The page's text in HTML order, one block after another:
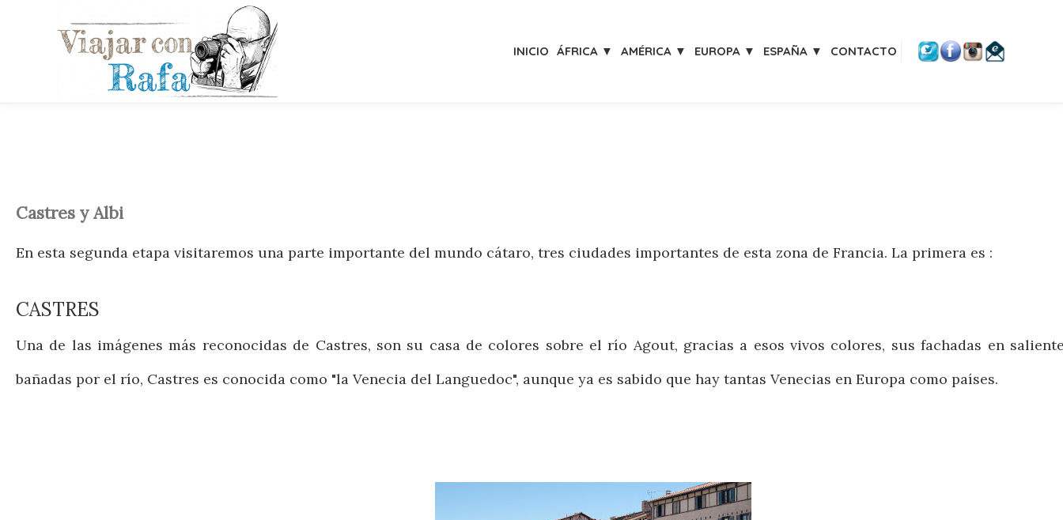
INICIO ÁFRICA ▼ AMÉRICA ▼ EUROPA ▼ ESPAÑA ▼ CONTACTO
Castres y Albi
En esta segunda etapa visitaremos una parte importante del mundo cátaro, tres ciudades importantes de esta zona de Francia. La primera es :
CASTRES
Una de las imágenes más reconocidas de Castres, son su casa de colores sobre el río Agout, gracias a esos vivos colores, sus fachadas en
bañadas por el río, Castres es conocida como "la Venecia del Languedoc", aunque ya es sabido que hay tantas Venecias en Europa como países.